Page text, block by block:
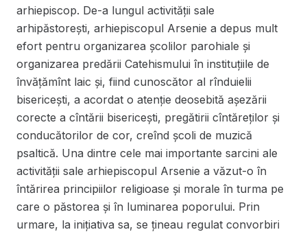
arhiepiscop. De-a lungul activității sale
arhipăstorești, arhiepiscopul Arsenie a depus mult
efort pentru organizarea școlilor parohiale și
organizarea predării Catehismului în instituțiile de
învățămînt laic și, fiind cunoscător al rînduielii
bisericești, a acordat o atenţie deosebită aşezării
corecte a cîntării bisericeşti, pregătirii cîntăreților şi
conducătorilor de cor, creînd școli de muzică
psaltică. Una dintre cele mai importante sarcini ale
activității sale arhiepiscopul Arsenie a văzut-o în
întărirea principiilor religioase și morale în turma pe
care o păstorea și în luminarea poporului. Prin
urmare, la inițiativa sa, se țineau regulat convorbiri